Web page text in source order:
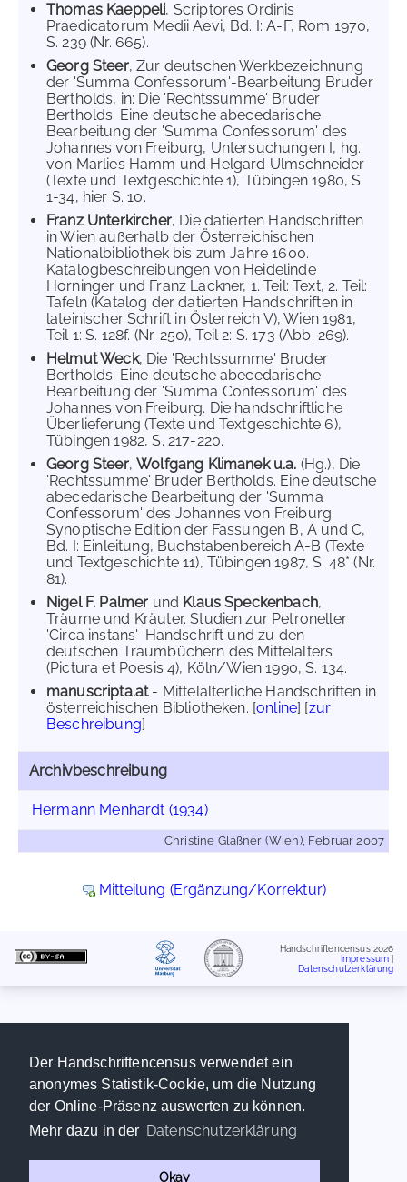
Der Handschriftencensus verwendet ein
anonymes Statistik-Cookie, um die Nutzung
der Online-Präsenz auswerten zu können.
Mehr dazu in der Datenschutzerklärung
Okay
Thomas Kaeppeli, Scriptores Ordinis
Praedicatorum Medii Aevi, Bd. I: A-F, Rom 1970,
S. 239 (Nr. 665).
Georg Steer, Zur deutschen Werkbezeichnung
der 'Summa Confessorum'-Bearbeitung Bruder
Bertholds, in: Die 'Rechtssumme' Bruder
Bertholds. Eine deutsche abecedarische
Bearbeitung der 'Summa Confessorum' des
Johannes von Freiburg, Untersuchungen I, hg.
von Marlies Hamm und Helgard Ulmschneider
(Texte und Textgeschichte 1), Tübingen 1980, S.
1-34, hier S. 10.
Franz Unterkircher, Die datierten Handschriften
in Wien außerhalb der Österreichischen
Nationalbibliothek bis zum Jahre 1600.
Katalogbeschreibungen von Heidelinde
Horninger und Franz Lackner, 1. Teil: Text, 2. Teil:
Tafeln (Katalog der datierten Handschriften in
lateinischer Schrift in Österreich V), Wien 1981,
Teil 1: S. 128f. (Nr. 250), Teil 2: S. 173 (Abb. 269).
Helmut Weck, Die 'Rechtssumme' Bruder
Bertholds. Eine deutsche abecedarische
Bearbeitung der 'Summa Confessorum' des
Johannes von Freiburg. Die handschriftliche
Überlieferung (Texte und Textgeschichte 6),
Tübingen 1982, S. 217-220.
Georg Steer,Wolfgang Klimanek u.a. (Hg.), Die
'Rechtssumme' Bruder Bertholds. Eine deutsche
abecedarische Bearbeitung der 'Summa
Confessorum' des Johannes von Freiburg.
Synoptische Edition der Fassungen B, A und C,
Bd. I: Einleitung, Buchstabenbereich A-B (Texte
und Textgeschichte 11), Tübingen 1987, S. 48* (Nr.
81).
Nigel F. Palmer und Klaus Speckenbach,
Träume und Kräuter. Studien zur Petroneller
'Circa instans'-Handschrift und zu den
deutschen Traumbüchern des Mittelalters
(Pictura et Poesis 4), Köln/Wien 1990, S. 134.
manuscripta.at- Mittelalterliche Handschriften in
österreichischen Bibliotheken. [online] [zur
Beschreibung]
Archivbeschreibung
Hermann Menhardt (1934)
Christine Glaßner (Wien), Februar 2007
Mitteilung (Ergänzung/Korrektur)
Handschriftencensus 2026
Impressum
Datenschutzerklärung